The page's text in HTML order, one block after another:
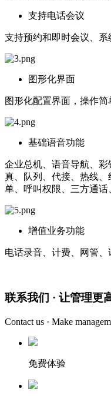
支持电话会议
支持预约和即时会议、系
图形化界面
图形化配置界面，操作简
基础语音功能
企业总机、语音导航、
真、队列、代接、热线
单、呼叫权限、三方通话
增值业务功能
电话录音、计费、网管、
联系我们 · 让管理更
Contact us · Make
免费体验